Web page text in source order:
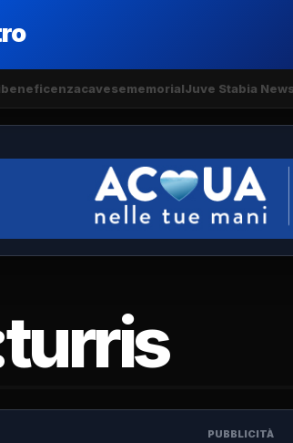
beneficenzacavesememorialJuve Stabia News
turris
PUBBLICITÀ